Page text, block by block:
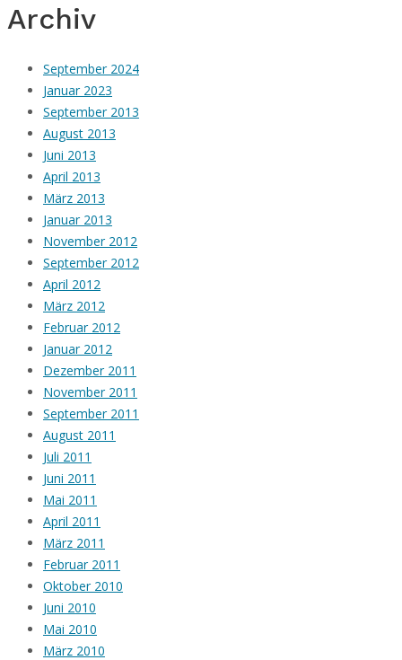
Archiv
September 2024
Januar 2023
September 2013
August 2013
Juni 2013
April 2013
März 2013
Januar 2013
November 2012
September 2012
April 2012
März 2012
Februar 2012
Januar 2012
Dezember 2011
November 2011
September 2011
August 2011
Juli 2011
Juni 2011
Mai 2011
April 2011
März 2011
Februar 2011
Oktober 2010
Juni 2010
Mai 2010
März 2010